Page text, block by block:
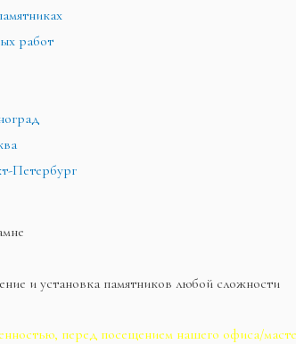
работ
Петербург
и установка памятников любой сложности
перед посещением нашего офиса/